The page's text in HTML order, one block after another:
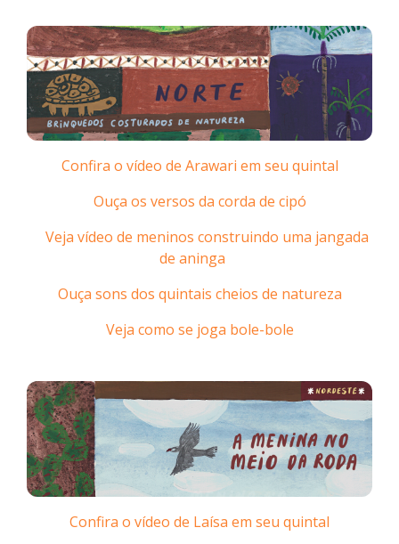
Confira o vídeo de Arawari em seu quintal
Ouça os versos da corda de cipó
Veja vídeo de meninos construindo uma jangada
de aninga
Ouça sons dos quintais cheios de natureza
Veja como se joga bole-bole
Confira o vídeo de Laísa em seu quintal